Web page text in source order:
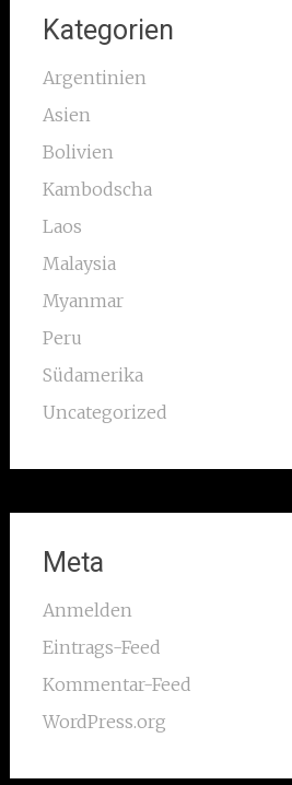
Kategorien
Argentinien
Asien
Bolivien
Kambodscha
Laos
Malaysia
Myanmar
Peru
Südamerika
Uncategorized
Meta
Anmelden
Eintrags-Feed
Kommentar-Feed
WordPress.org